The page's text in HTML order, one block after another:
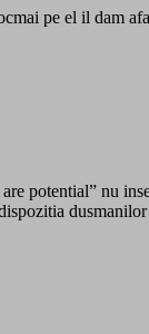
pe el il dam
potential” nu